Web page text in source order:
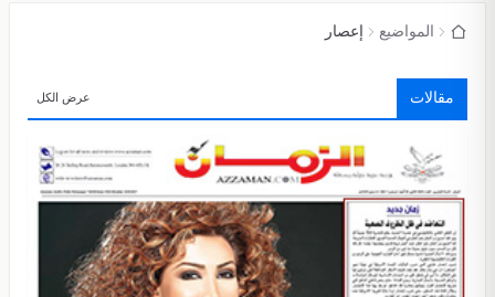
المواضيع إعصار
مقالات عرض الكل